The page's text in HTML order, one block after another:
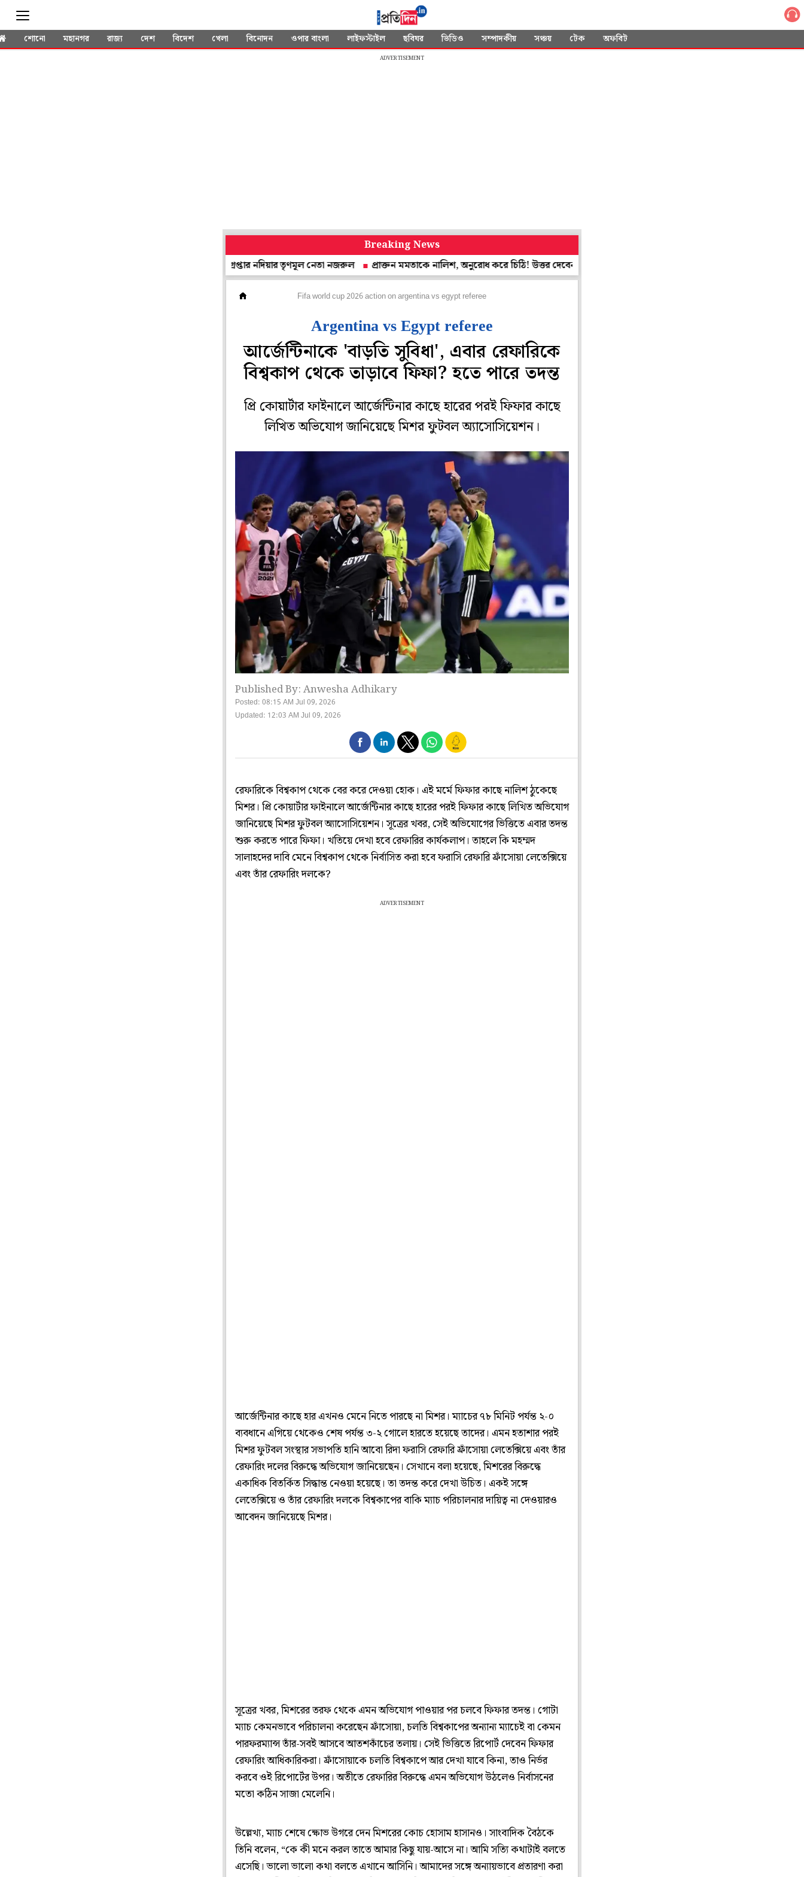
শোনো মহানগর রাজ্য দেশ বিদেশ খেলা বিনোদন ওপার বাংলা লাইফস্টাইল ছবিঘর ভিডিও সম্পাদকীয় সঞ্চয় টেক অফবিট
ADVERTISEMENT
Breaking News
হয়েও সভাধিপতি নির্বাচনে যোগ! প্রশ্ন উঠতেই গ্রেপ্তার নদিয়ার তৃণমূল নেতা নজরুল
প্রাক্তন মমতাকে নালিশ, অনুরোধ করে চিঠি! উত্তর দেবেন স্বাস্থ্যমন্ত্রী শারদ্বত
Fifa world cup 2026 action on argentina vs egypt referee
Argentina vs Egypt referee
আর্জেন্টিনাকে 'বাড়তি সুবিধা', এবার রেফারিকে
বিশ্বকাপ থেকে তাড়াবে ফিফা? হতে পারে তদন্ত
প্রি কোয়ার্টার ফাইনালে আর্জেন্টিনার কাছে হারের পরই ফিফার কাছে
লিখিত অভিযোগ জানিয়েছে মিশর ফুটবল অ্যাসোসিয়েশন।
Published By: Anwesha Adhikary
Posted: 08:15 AM Jul 09, 2026
Updated: 12:03 AM Jul 09, 2026
রেফারিকে বিশ্বকাপ থেকে বের করে দেওয়া হোক। এই মর্মে ফিফার কাছে নালিশ ঠুকেছে
মিশর। প্রি কোয়ার্টার ফাইনালে আর্জেন্টিনার কাছে হারের পরই ফিফার কাছে লিখিত অভিযোগ
জানিয়েছে মিশর ফুটবল অ্যাসোসিয়েশন। সূত্রের খবর, সেই অভিযোগের ভিত্তিতে এবার তদন্ত
শুরু করতে পারে ফিফা। খতিয়ে দেখা হবে রেফারির কার্যকলাপ। তাহলে কি মহম্মদ
সালাহদের দাবি মেনে বিশ্বকাপ থেকে নির্বাসিত করা হবে ফরাসি রেফারি ফ্রাঁসোয়া লেতেক্সিয়ে
এবং তাঁর রেফারিং দলকে?
ADVERTISEMENT
আর্জেন্টিনার কাছে হার এখনও মেনে নিতে পারছে না মিশর। ম্যাচের ৭৮ মিনিট পর্যন্ত ২-০
ব্যবধানে এগিয়ে থেকেও শেষ পর্যন্ত ৩-২ গোলে হারতে হয়েছে তাদের। এমন হতাশার পরই
মিশর ফুটবল সংস্থার সভাপতি হানি আবো রিদা ফরাসি রেফারি ফ্রাঁসোয়া লেতেক্সিয়ে এবং তাঁর
রেফারিং দলের বিরুদ্ধে অভিযোগ জানিয়েছেন। সেখানে বলা হয়েছে, মিশরের বিরুদ্ধে
একাধিক বিতর্কিত সিদ্ধান্ত নেওয়া হয়েছে। তা তদন্ত করে দেখা উচিত। একই সঙ্গে
লেতেক্সিয়ে ও তাঁর রেফারিং দলকে বিশ্বকাপের বাকি ম্যাচ পরিচালনার দায়িত্ব না দেওয়ারও
আবেদন জানিয়েছে মিশর।
সূত্রের খবর, মিশরের তরফ থেকে এমন অভিযোগ পাওয়ার পর চলবে ফিফার তদন্ত। গোটা
ম্যাচ কেমনভাবে পরিচালনা করেছেন ফ্রাঁসোয়া, চলতি বিশ্বকাপের অন্যান্য ম্যাচেই বা কেমন
পারফরম্যান্স তাঁর-সবই আসবে আতশকাঁচের তলায়। সেই ভিত্তিতে রিপোর্ট দেবেন ফিফার
রেফারিং আধিকারিকরা। ফ্রাঁসোয়াকে চলতি বিশ্বকাপে আর দেখা যাবে কিনা, তাও নির্ভর
করবে ওই রিপোর্টের উপর। অতীতে রেফারির বিরুদ্ধে এমন অভিযোগ উঠলেও নির্বাসনের
মতো কঠিন সাজা মেলেনি।
উল্লেখ্য, ম্যাচ শেষে ক্ষোভ উগরে দেন মিশরের কোচ হোসাম হাসানও। সাংবাদিক বৈঠকে
তিনি বলেন, “কে কী মনে করল তাতে আমার কিছু যায়-আসে না। আমি সত্যি কথাটাই বলতে
এসেছি। ভালো ভালো কথা বলতে এখানে আসিনি। আমাদের সঙ্গে অন্যায়ভাবে প্রতারণা করা